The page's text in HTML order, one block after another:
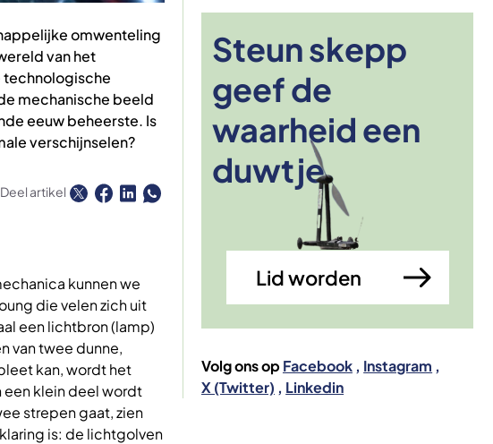
omwenteling
van het
technologische
mechanische beeld
eeuw beheerste. Is
verschijnselen?
Deel artikel
kunnen we
die velen zich uit
een lichtbron (lamp)
van twee dunne,
kan, wordt het
klein deel wordt
strepen gaat, zien
is: de lichtgolven
Steun skepp
geef de
waarheid een
duwtje
Lid worden
Afbeelding
Volg ons op Facebook
Instagram
X (Twitter)
Linkedin